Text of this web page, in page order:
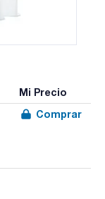
Mi Precio
Comprar